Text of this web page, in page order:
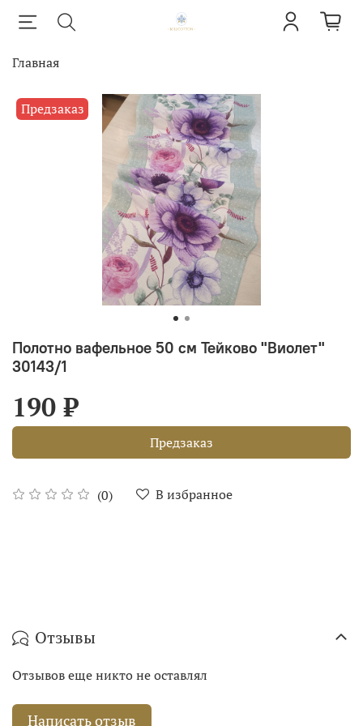
Главная
Предзаказ
Полотно вафельное 50 см Тейково "Виолет"
30143/1
(0) В избранное
190 ₽
Предзаказ
Отзывы
Отзывов еще никто не оставлял
Написать отзыв